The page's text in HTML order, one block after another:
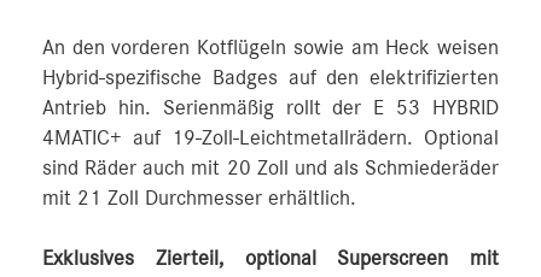
An den vorderen Kotflügeln sowie am Heck weisen
Hybrid-spezifische Badges auf den elektrifizierten
Antrieb hin. Serienmäßig rollt der E 53 HYBRID
4MATIC+ auf 19-Zoll-Leichtmetallrädern. Optional
sind Räder auch mit 20 Zoll und als Schmiederäder
mit 21 Zoll Durchmesser erhältlich.
Exklusives Zierteil, optional Superscreen mit